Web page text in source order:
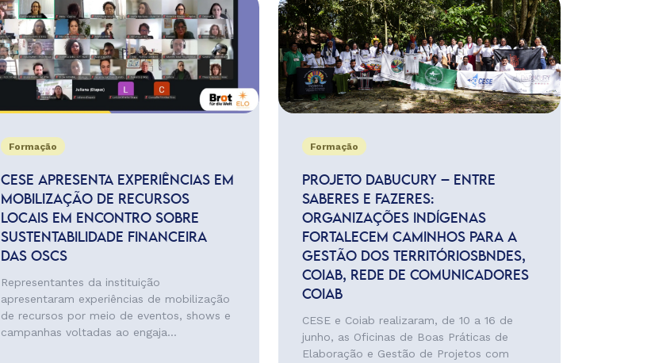
Formação
CESE APRESENTA EXPERIÊNCIAS EM
MOBILIZAÇÃO DE RECURSOS
LOCAIS EM ENCONTRO SOBRE
SUSTENTABILIDADE FINANCEIRA
DAS OSCS
Representantes da instituição
apresentaram experiências de mobilização
de recursos por meio de eventos, shows e
campanhas voltadas ao engaja...
Formação
PROJETO DABUCURY – ENTRE
SABERES E FAZERES:
ORGANIZAÇÕES INDÍGENAS
FORTALECEM CAMINHOS PARA A
GESTÃO DOS TERRITÓRIOSBNDES,
COIAB, REDE DE COMUNICADORES
COIAB
CESE e Coiab realizaram, de 10 a 16 de
junho, as Oficinas de Boas Práticas de
Elaboração e Gestão de Projetos com